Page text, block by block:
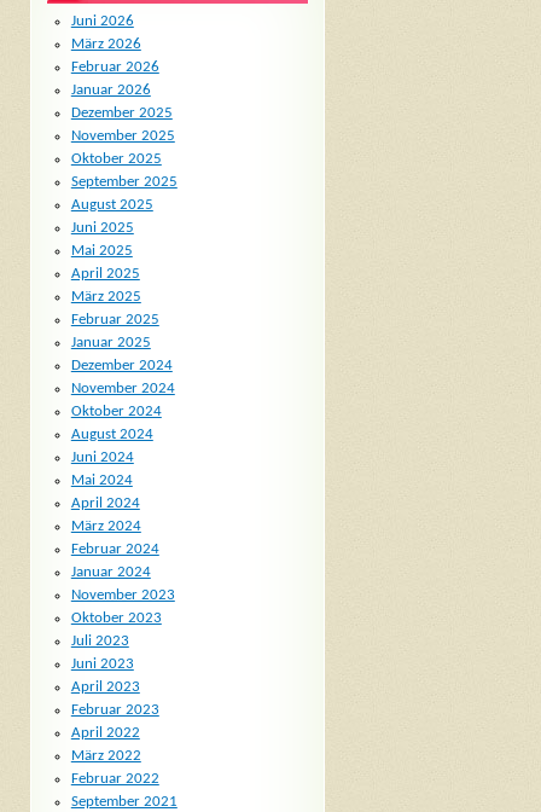
Juni 2026
März 2026
Februar 2026
Januar 2026
Dezember 2025
November 2025
Oktober 2025
September 2025
August 2025
Juni 2025
Mai 2025
April 2025
März 2025
Februar 2025
Januar 2025
Dezember 2024
November 2024
Oktober 2024
August 2024
Juni 2024
Mai 2024
April 2024
März 2024
Februar 2024
Januar 2024
November 2023
Oktober 2023
Juli 2023
Juni 2023
April 2023
Februar 2023
April 2022
März 2022
Februar 2022
September 2021